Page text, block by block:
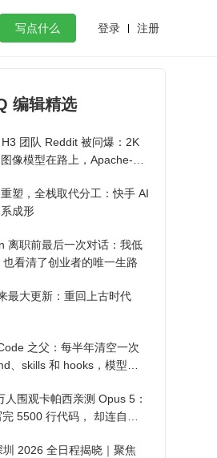
写点什么 登录 注册
flutter
编辑精选
团队 Reddit 被问爆：2K
像模型在路上，Apache-2.0
塑，全栈取代分工：快手 AI
成形
离职前最后一次对话：我低
也看清了创业者的唯一生路
最大更新：重回上古时代
之父：每半年清空一次
、skills 和 hooks，模型自
人围观卡帕西亲测 Opus 5：
5500 行代码， 却连自己
圳 2026 全日程揭晓｜聚焦